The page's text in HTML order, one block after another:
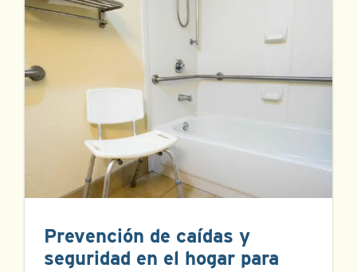
Prevención de caídas y
seguridad en el hogar para